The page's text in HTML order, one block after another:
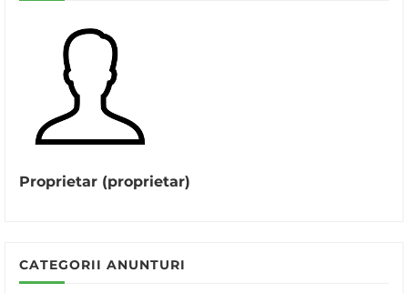
Proprietar (proprietar)
CATEGORII ANUNTURI